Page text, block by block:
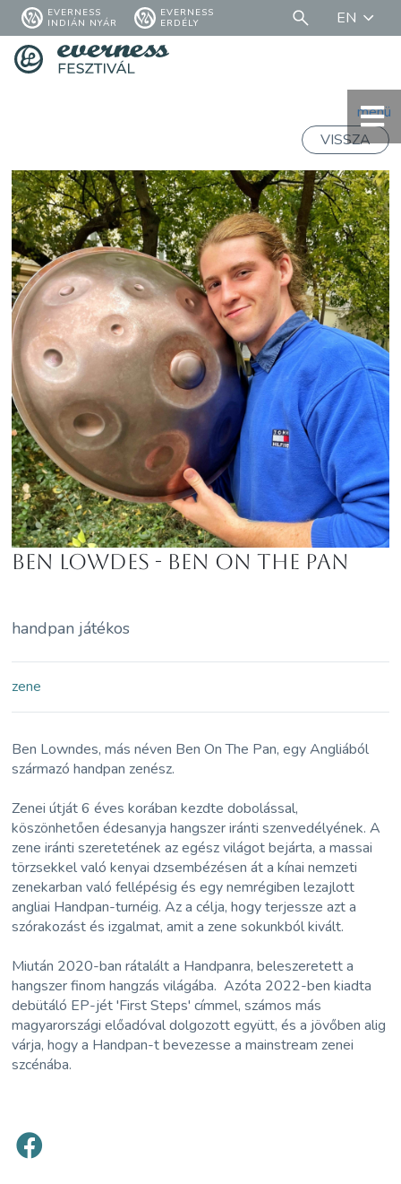
EVERNESS
INDIÁN NYÁR
EVERNESS
ERDÉLY
EN
menü
VISSZA
Ben Lowdes - Ben on the pan
handpan játékos
zene
Ben Lowndes, más néven Ben On The Pan, egy Angliából
származó handpan zenész.
Zenei útját 6 éves korában kezdte dobolással,
köszönhetően édesanyja hangszer iránti szenvedélyének. A
zene iránti szeretetének az egész világot bejárta, a massai
törzsekkel való kenyai dzsembézésen át a kínai nemzeti
zenekarban való fellépésig és egy nemrégiben lezajlott
angliai Handpan-turnéig. Az a célja, hogy terjessze azt a
szórakozást és izgalmat, amit a zene sokunkból kivált.
Miután 2020-ban rátalált a Handpanra, beleszeretett a
hangszer finom hangzás világába. Azóta 2022-ben kiadta
debütáló EP-jét 'First Steps' címmel, számos más
magyarországi előadóval dolgozott együtt, és a jövőben alig
várja, hogy a Handpan-t bevezesse a mainstream zenei
szcénába.